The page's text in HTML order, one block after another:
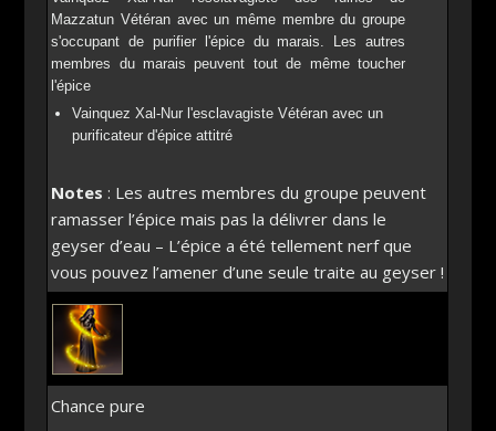
Mazzatun Vétéran avec un même membre du groupe
s'occupant de purifier l'épice du marais. Les autres
membres du marais peuvent tout de même toucher
l'épice
Vainquez Xal-Nur l'esclavagiste Vétéran avec un
purificateur d'épice attitré
Notes: Les autres membres du groupe peuvent
ramasser l’épice mais pas la délivrer dans le
geyser d’eau – L’épice a été tellement nerf que
vous pouvez l’amener d’une seule traite au geyser !
Chance pure